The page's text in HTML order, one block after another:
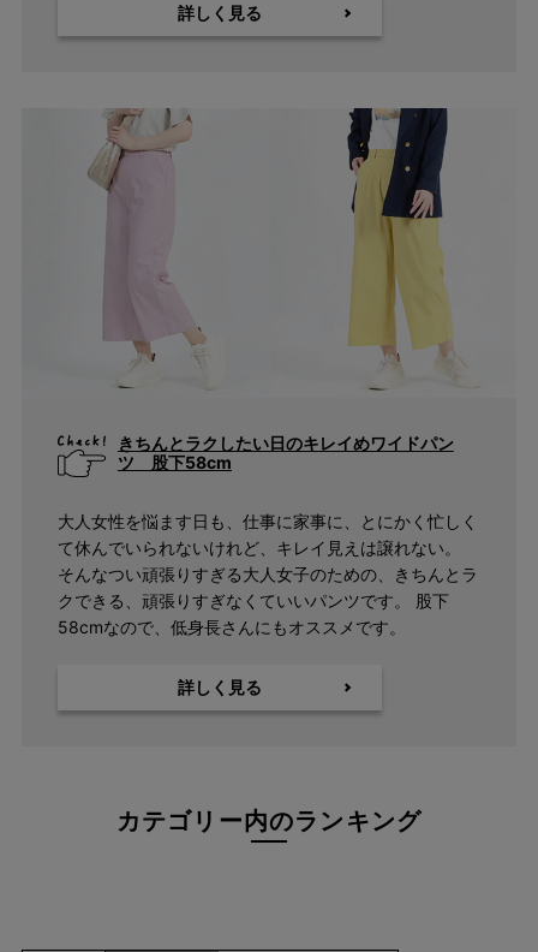
詳しく見る
きちんとラクしたい日のキレイめワイドパン
ツ 股下58cm
大人女性を悩ます日も、仕事に家事に、とにかく忙しく
て休んでいられないけれど、キレイ見えは譲れない。
そんなつい頑張りすぎる大人女子のための、きちんとラ
クできる、頑張りすぎなくていいパンツです。 股下
58cmなので、低身長さんにもオススメです。
詳しく見る
カテゴリー内のランキング
まとめ割
アウトレット
サイズ
LL(70)
F
指定なし
ホワイト系
ブラック系
ベージュ系
ブルー系
オレンジ系
その他（柄）